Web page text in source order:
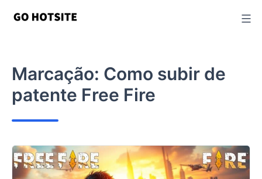
Marcação: Como subir de
patente Free Fire